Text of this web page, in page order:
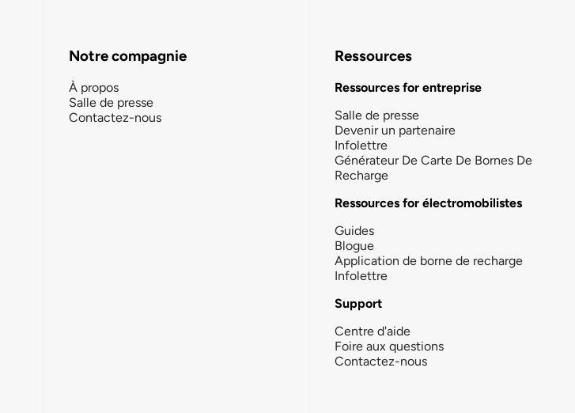
Notre compagnie
À propos
Salle de presse
Contactez-nous
Ressources
Ressources for entreprise
Salle de presse
Devenir un partenaire
Infolettre
Générateur De Carte De Bornes De
Recharge
Ressources for électromobilistes
Guides
Blogue
Application de borne de recharge
Infolettre
Support
Centre d'aide
Foire aux questions
Contactez-nous